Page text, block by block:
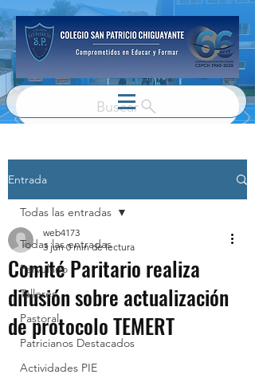
Buscar
Entrada
Todas las entradas
Parvulario
Talleres
Pastoral
Patricianos Destacados
Actividades PIE
Todas las entradas
Comité Paritario realiza
difusión sobre actualización
de protocolo TEMERT
web4173
3 jun 0 min de lectura